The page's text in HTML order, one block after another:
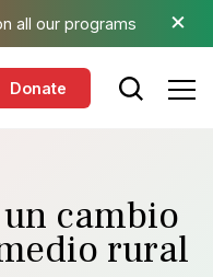
all our programs ×
Donate
cambio
rural